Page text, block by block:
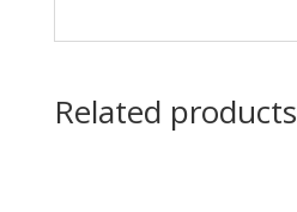
Related products